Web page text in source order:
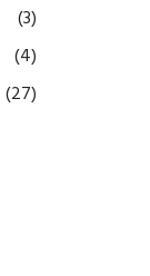
(3)
(4)
(27)